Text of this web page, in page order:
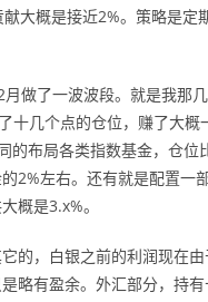
大概是接近2%。策略是定
做了一波波段。就是我那
十几个点的仓位，赚了大概
的布局各类指数基金，仓位
2%左右。还有就是配置一
概是3.x%。
的，白银之前的利润现在由
略有盈余。外汇部分，持